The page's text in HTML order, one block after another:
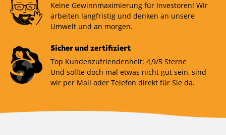
Keine Gewinnmaximierung für Investoren! Wir
arbeiten langfristig und denken an unsere
Umwelt und an morgen.
Sicher und zertifiziert
Top Kundenzufriendenheit: 4,9/5 Sterne
Und sollte doch mal etwas nicht gut sein, sind
wir per Mail oder Telefon direkt für Sie da.